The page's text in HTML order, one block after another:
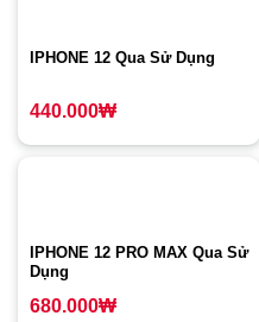
IPHONE 12 Qua Sử Dụng
440.000₩
IPHONE 12 PRO MAX Qua Sử
Dụng
680.000₩